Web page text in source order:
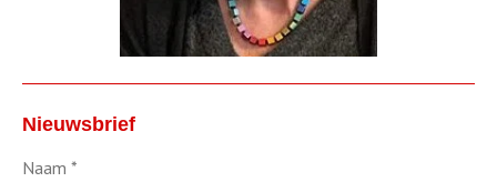
Nieuwsbrief
Naam *